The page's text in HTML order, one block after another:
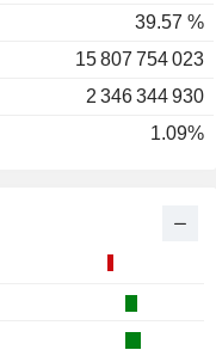
39.57 %
15 807 754 023
2 346 344 930
1.09%